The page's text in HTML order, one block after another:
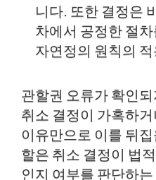
니다. 또한 결정은
차에서 공정한 절
자연정의 원칙의
관할권 오류가 확인
취소 결정이 가혹하
이유만으로 이를 뒤
할은 취소 결정이 법
인지 여부를 판단하